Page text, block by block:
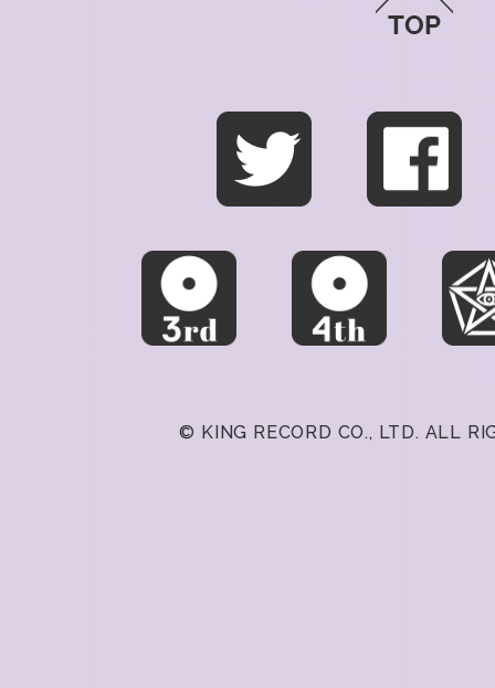
© KING RECORD CO., LTD. ALL